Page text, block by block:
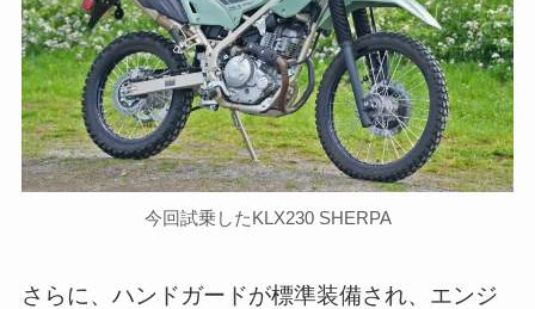
今回試乗したKLX230 SHERPA
さらに、ハンドガードが標準装備され、エンジ